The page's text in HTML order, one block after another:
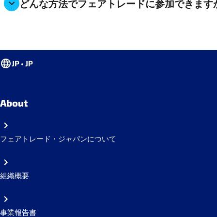
どんな方法でフェアトレードに参加できます
JP • JP
About
フェアトレード・ジャパンについて
組織概要
事業報告書